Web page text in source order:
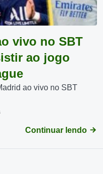
vivo no SBT
ao jogo
ao vivo no SBT
Continuar lendo